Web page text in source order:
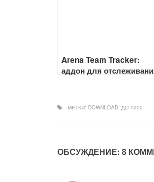
Arena Team Tracker:
аддон для
МЕТКИ: DOWNLOAD, ДО 1000
ОБСУЖДЕНИЕ: 8